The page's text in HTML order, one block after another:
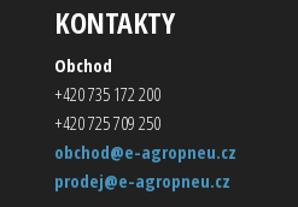
KONTAKTY
Obchod
+420 735 172 200
+420 725 709 250
obchod@e-agropneu.cz
prodej@e-agropneu.cz